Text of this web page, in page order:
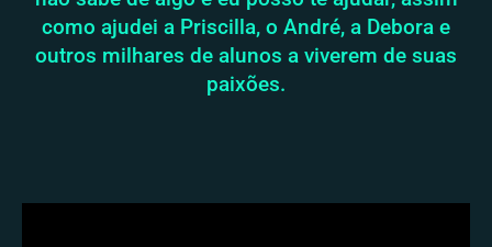
como ajudei a Priscilla, o André, a Debora e
outros milhares de alunos a viverem de suas
paixões.